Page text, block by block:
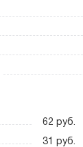
62 руб.
31 руб.